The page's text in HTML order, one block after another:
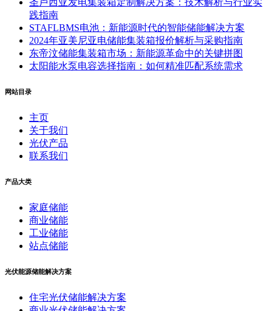
圣卢西亚发电集装箱定制解决方案：技术解析与行业实
践指南
STAFLBMS电池：新能源时代的智能储能解决方案
2024年亚美尼亚电储能集装箱报价解析与采购指南
东帝汶储能集装箱市场：新能源革命中的关键拼图
太阳能水泵电容选择指南：如何精准匹配系统需求
网站目录
主页
关于我们
光伏产品
联系我们
产品大类
家庭储能
商业储能
工业储能
站点储能
光伏能源储能解决方案
住宅光伏储能解决方案